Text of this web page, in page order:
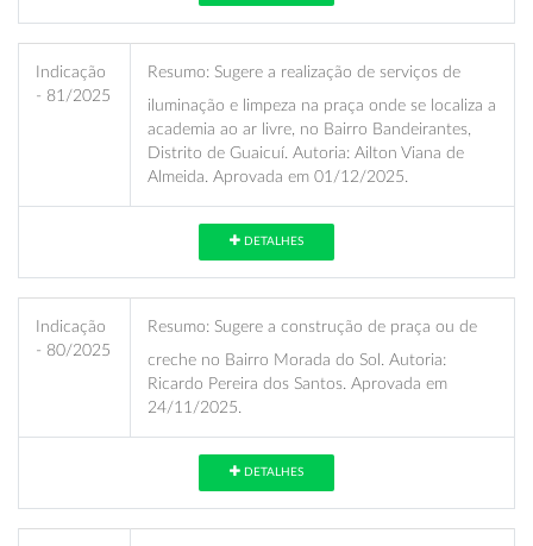
Indicação
- 81/2025
Resumo: Sugere a realização de serviços de
iluminação e limpeza na praça onde se localiza a
academia ao ar livre, no Bairro Bandeirantes,
Distrito de Guaicuí. Autoria: Ailton Viana de
Almeida. Aprovada em 01/12/2025.
DETALHES
Indicação
- 80/2025
Resumo: Sugere a construção de praça ou de
creche no Bairro Morada do Sol. Autoria:
Ricardo Pereira dos Santos. Aprovada em
24/11/2025.
DETALHES